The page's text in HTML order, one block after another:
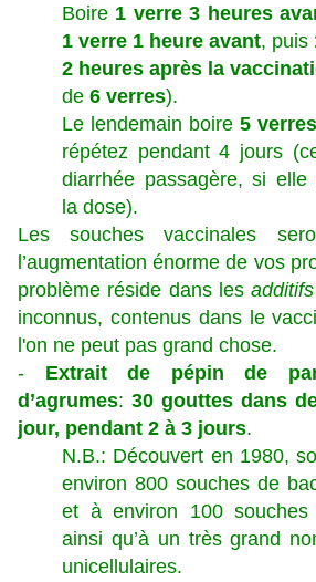
Boire 1 verre 3 heures
1 verre 1 heure avant, puis
2 heures après la
de 6 verres).
Le lendemain boire 5
répétez pendant 4 jours
diarrhée passagère, si elle
la dose).
Les souches vaccinales
l’augmentation énorme de vos
problème réside dans les
inconnus, contenus dans le
l'on ne peut pas grand chose.
- Extrait de pépin de
d’agrumes: 30 gouttes dans
jour, pendant 2 à 3 jours.
N.B.: Découvert en 1980,
environ 800 souches de
et à environ 100 souches
ainsi qu’à un très grand
unicellulaires.